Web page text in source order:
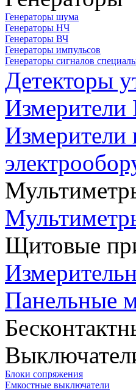
Генераторы шума
Генераторы НЧ
Генераторы ВЧ
Генераторы импульсов
Генераторы сигналов
Детекторы
Измерители
Измерители
Щитовые
Панельные
Блоки сопряжения
Емкостные выключатели